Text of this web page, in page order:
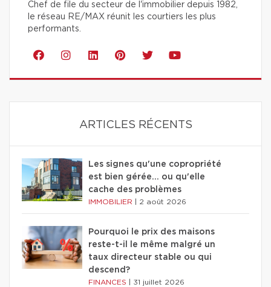
Chef de file du secteur de l'immobilier depuis 1982,
le réseau RE/MAX réunit les courtiers les plus
performants.
ARTICLES RÉCENTS
Les signes qu'une copropriété
est bien gérée… ou qu'elle
cache des problèmes
IMMOBILIER 2 août 2026
Pourquoi le prix des maisons
reste-t-il le même malgré un
taux directeur stable ou qui
descend?
FINANCES 31 juillet 2026